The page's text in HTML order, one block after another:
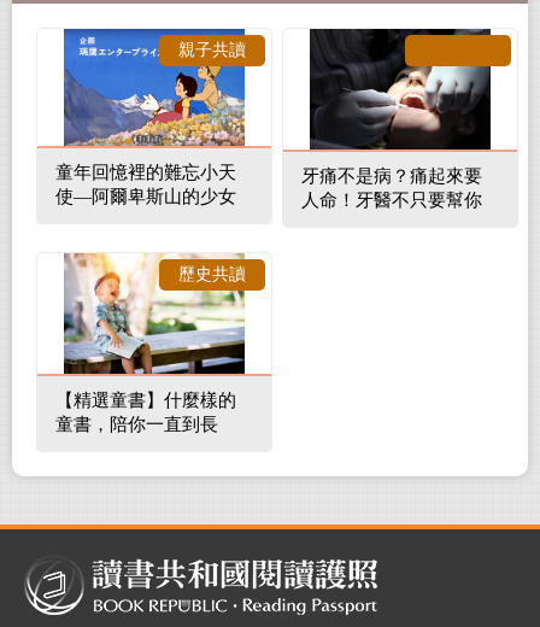
童年回憶裡的難忘小天
使—阿爾卑斯山的少女
親子共讀
牙痛不是病？痛起來要
人命！牙醫不只要幫你
【精選童書】什麼樣的
童書，陪你一直到長
歷史共讀